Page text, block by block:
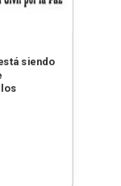
siendo